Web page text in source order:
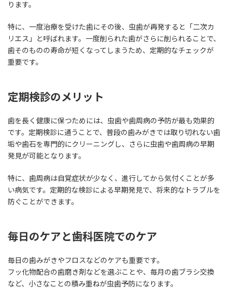
ります。
特に、一度治療を受けた歯にその後、虫歯が再発すると「二次カ
リエス」と呼ばれます。一度削られた歯がさらに削られることで、
歯そのものの寿命が短くなってしまうため、定期的なチェックが
重要です。
定期検診のメリット
歯を長く健康に保つためには、虫歯や歯周病の予防が最も効果的
です。定期検診に通うことで、普段の歯みがきでは取り切れない歯
垢や歯石を専門的にクリーニングし、さらに虫歯や歯周病の早期
発見が可能となります。
特に、歯周病は自覚症状が少なく、進行してから気付くことが多
い病気です。定期的な検診による早期発見で、将来的なトラブルを
防ぐことができます。
毎日のケアと歯科医院でのケア
毎日の歯みがきやフロスなどのケアも重要です。
フッ化物配合の歯磨き剤などを選ぶことや、毎月の歯ブラシ交換
など、小さなことの積み重ねが虫歯予防になります。